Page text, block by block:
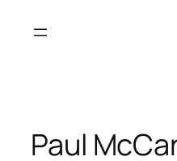
Inhalt
Paul